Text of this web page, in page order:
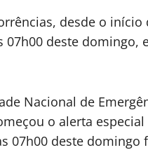
desde o início
07h00 deste domingo,
Nacional de
o alerta
07h00 deste domingo